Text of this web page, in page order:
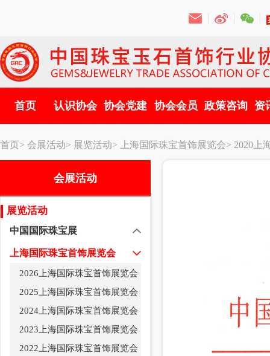
首页 认识协会 协会党建 协会会员 政策咨询 资
首页> 会展活动> 展览活动> 上海国际珠宝首饰展览会> 2020上
会展活动
展览活动
中国国际珠宝展
上海国际珠宝首饰展览会
2026上海国际珠宝首饰展览会
2025上海国际珠宝首饰展览会
2024上海国际珠宝首饰展览会
2023上海国际珠宝首饰展览会
2022上海国际珠宝首饰展览会